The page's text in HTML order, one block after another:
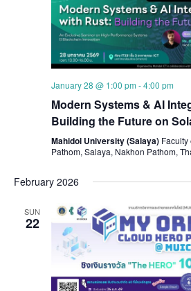
January 28 @ 1:00 pm -4:00 pm
Modern Systems & AI
Building the Future on
Mahidol University (Salaya) Faculty
Pathom, Salaya, Nakhon Pathom,
February 2026
SUN
22